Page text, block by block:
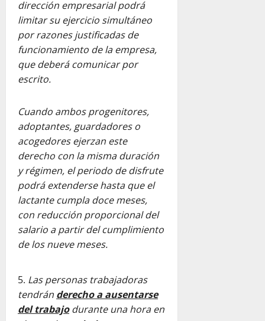
dirección empresarial podrá
limitar su ejercicio simultáneo
por razones justificadas de
funcionamiento de la empresa,
que deberá comunicar por
escrito.
Cuando ambos progenitores,
adoptantes, guardadores o
acogedores ejerzan este
derecho con la misma duración
y régimen, el periodo de disfrute
podrá extenderse hasta que el
lactante cumpla doce meses,
con reducción proporcional del
salario a partir del cumplimiento
de los nueve meses.
Las personas trabajadoras
tendrán derecho a ausentarse
del trabajodurante una hora en